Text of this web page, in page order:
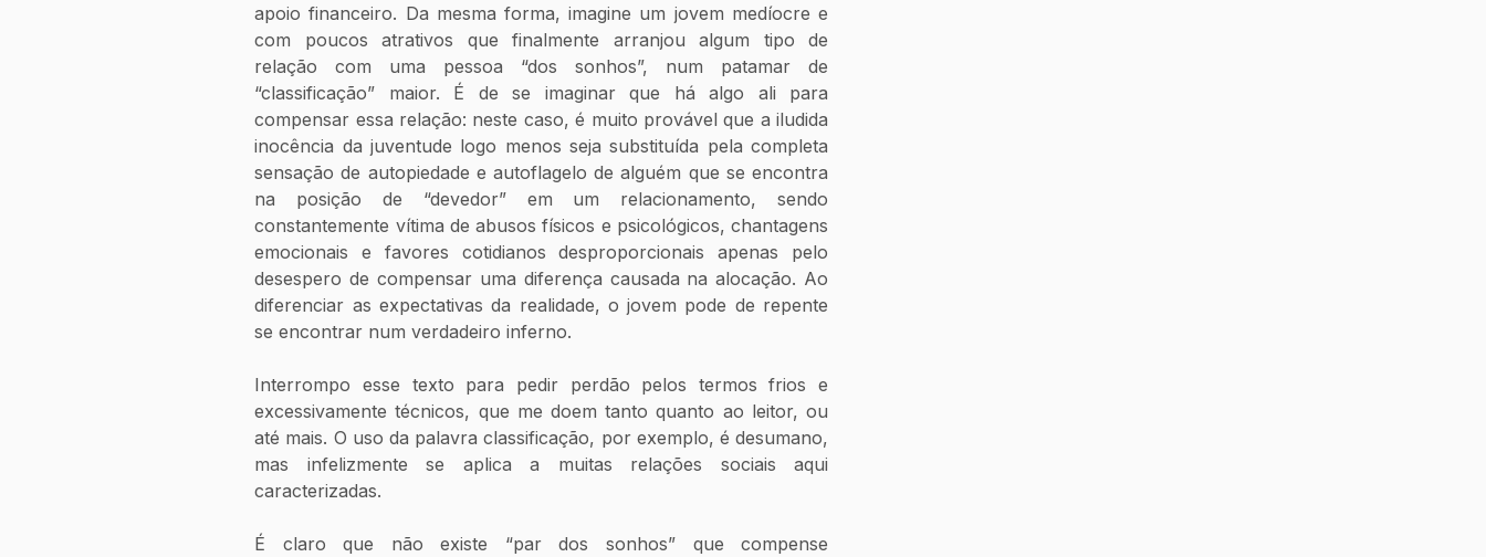
apoio financeiro. Da mesma forma, imagine um jovem medíocre e
com poucos atrativos que finalmente arranjou algum tipo de
relação com uma pessoa “dos sonhos”, num patamar de
“classificação” maior. É de se imaginar que há algo ali para
compensar essa relação: neste caso, é muito provável que a iludida
inocência da juventude logo menos seja substituída pela completa
sensação de autopiedade e autoflagelo de alguém que se encontra
na posição de “devedor” em um relacionamento, sendo
constantemente vítima de abusos físicos e psicológicos, chantagens
emocionais e favores cotidianos desproporcionais apenas pelo
desespero de compensar uma diferença causada na alocação. Ao
diferenciar as expectativas da realidade, o jovem pode de repente
se encontrar num verdadeiro inferno.
Interrompo esse texto para pedir perdão pelos termos frios e
excessivamente técnicos, que me doem tanto quanto ao leitor, ou
até mais. O uso da palavra classificação, por exemplo, é desumano,
mas infelizmente se aplica a muitas relações sociais aqui
caracterizadas.
É claro que não existe “par dos sonhos” que compense